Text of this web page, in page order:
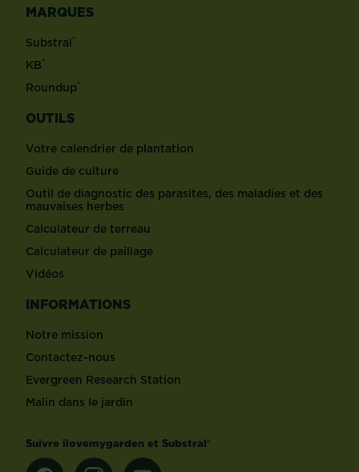
MARQUES
Substral®
KB®
Roundup®
OUTILS
Votre calendrier de plantation
Guide de culture
Outil de diagnostic des parasites, des maladies et des
mauvaises herbes
Calculateur de terreau
Calculateur de paillage
Vidéos
INFORMATIONS
Notre mission
Contactez-nous
Evergreen Research Station
Malin dans le jardin
Suivre ilovemygarden et Substral®